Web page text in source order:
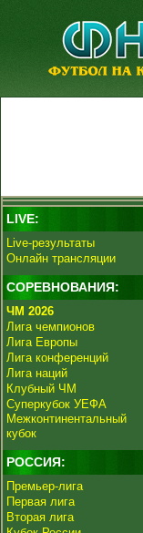
LIVE:
Live-результаты
Онлайн трансляции
СОРЕВНОВАНИЯ:
ЧМ 2026
Лига чемпионов
Лига Европы
Лига конференций
Лига наций
Клубный ЧМ
Суперкубок УЕФА
Межконтинентальный
кубок
РОССИЯ:
Премьер-лига
Первая лига
Вторая лига